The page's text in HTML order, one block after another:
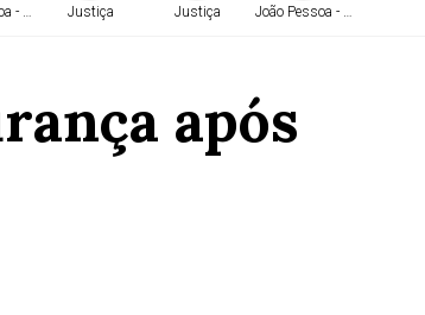
- PB Justiça Justiça João Pessoa - PB
após